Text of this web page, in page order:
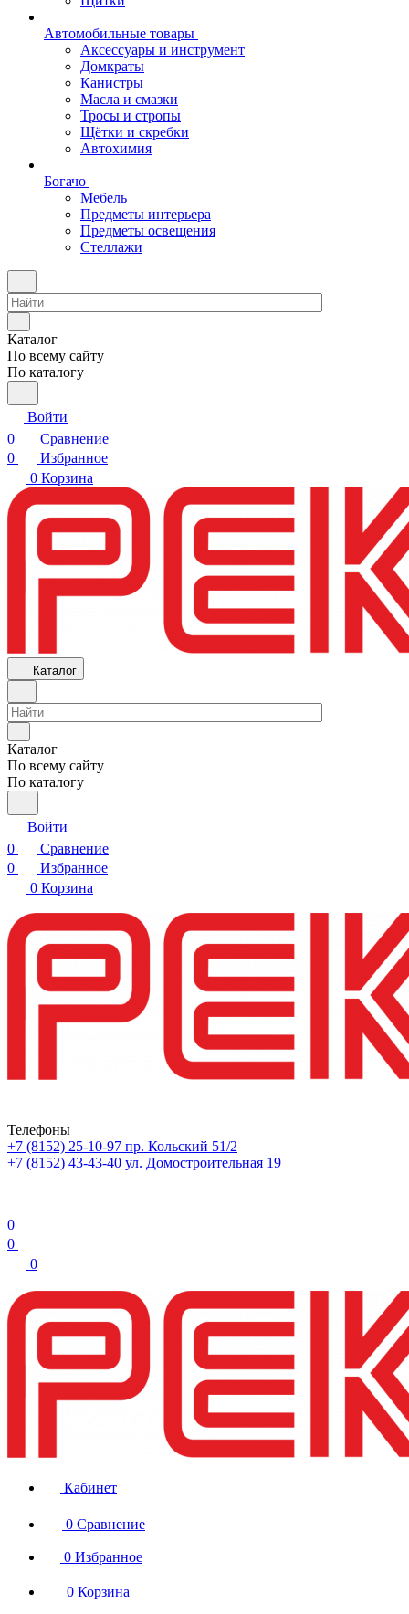
Автомобильные товары
Аксессуары и инструмент
Домкраты
Канистры
Масла и смазки
Тросы и стропы
Щётки и скребки
Автохимия
Богачо
Мебель
Предметы интерьера
Предметы освещения
Стеллажи
Каталог
По всему сайту
По каталогу
Войти
0
Сравнение
0
Избранное
0 Корзина
Каталог
Каталог
По всему сайту
По каталогу
Войти
0
Сравнение
0
Избранное
0 Корзина
Телефоны
+7 (8152) 25-10-97 пр. Кольский 51/2
+7 (8152) 43-43-40 ул. Домостроительная 19
0
0
0
Кабинет
0 Сравнение
0 Избранное
0 Корзина